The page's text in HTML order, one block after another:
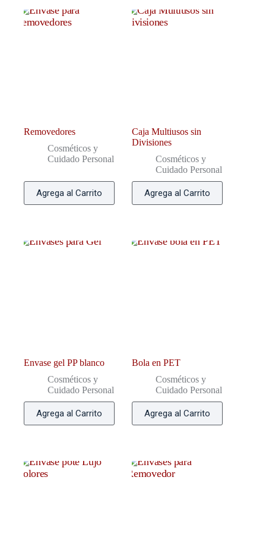
Removedores
Cosméticos y
Cuidado Personal
Agrega al Carrito
Caja Multiusos sin
Divisiones
Cosméticos y
Cuidado Personal
Agrega al Carrito
Envase gel PP blanco
Cosméticos y
Cuidado Personal
Agrega al Carrito
Bola en PET
Cosméticos y
Cuidado Personal
Agrega al Carrito